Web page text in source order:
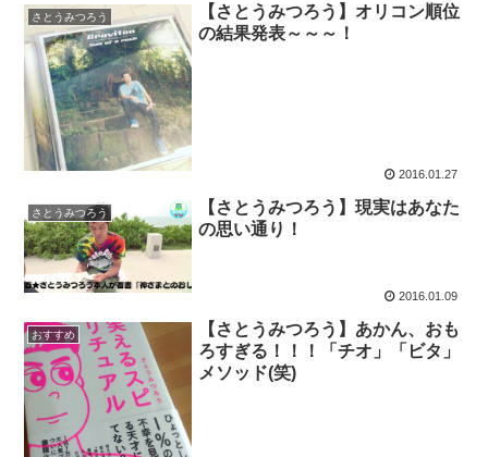
さとうみつろう
【さとうみつろう】オリコン順位
の結果発表～～～！
2016.01.27
さとうみつろう
【さとうみつろう】現実はあなた
の思い通り！
2016.01.09
おすすめ
【さとうみつろう】あかん、おも
ろすぎる！！！「チオ」「ビタ」
メソッド(笑)